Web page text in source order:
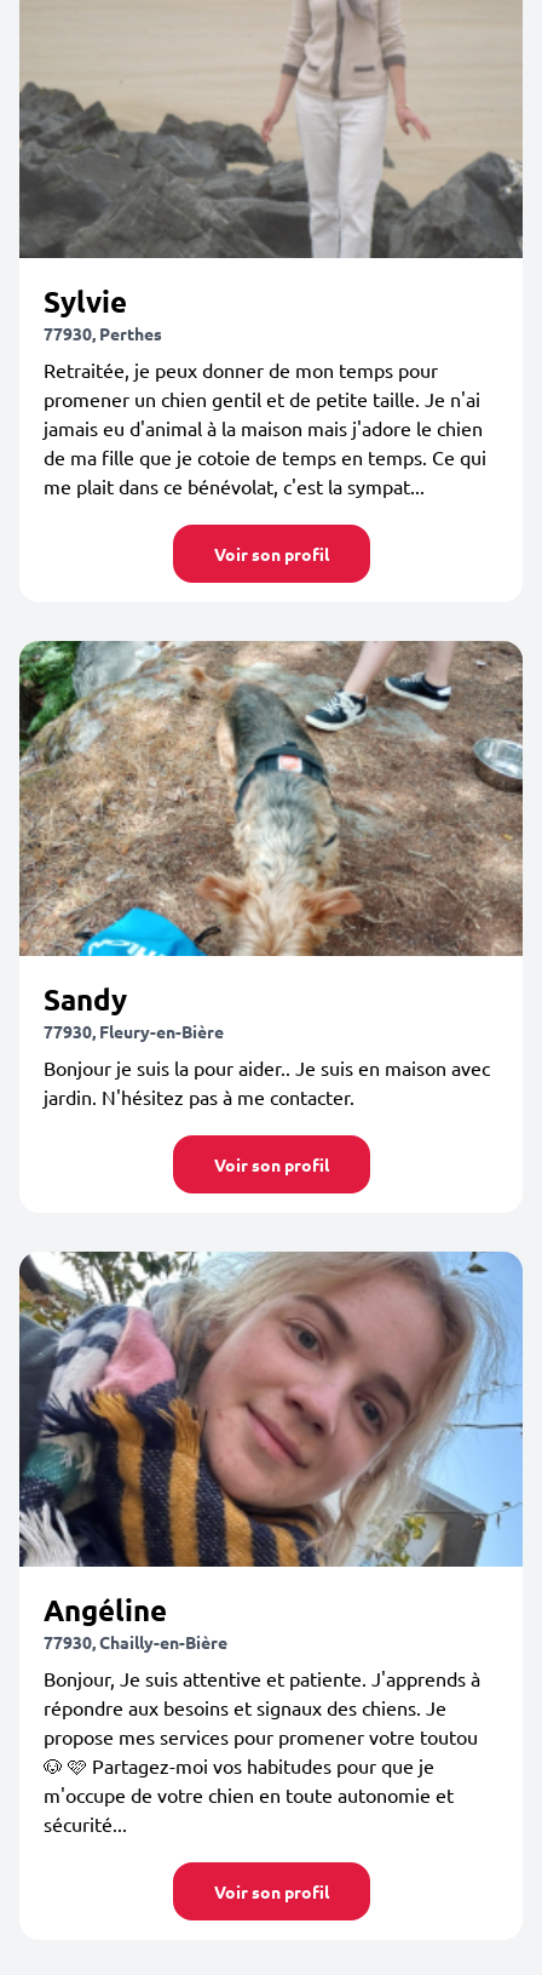
Sylvie
77930, Perthes
Retraitée, je peux donner de mon temps pour
promener un chien gentil et de petite taille. Je n'ai
jamais eu d'animal à la maison mais j'adore le chien
de ma fille que je cotoie de temps en temps. Ce qui
me plait dans ce bénévolat, c'est la sympat...
Voir son profil
Sandy
77930, Fleury-en-Bière
Bonjour je suis la pour aider.. Je suis en maison avec
jardin. N'hésitez pas à me contacter.
Voir son profil
Angéline
77930, Chailly-en-Bière
Bonjour, Je suis attentive et patiente. J'apprends à
répondre aux besoins et signaux des chiens. Je
propose mes services pour promener votre toutou
🐶 🩷 Partagez-moi vos habitudes pour que je
m'occupe de votre chien en toute autonomie et
sécurité...
Voir son profil